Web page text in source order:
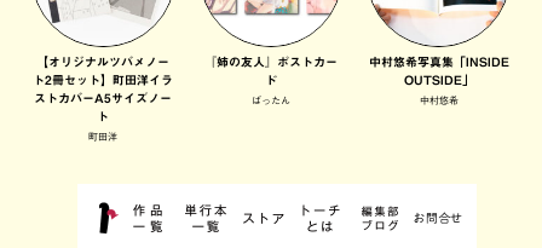
【オリジナルツバメノー
ト2冊セット】町田洋イラ
ストカバーA5サイズノー
ト
町田洋
『姉の友人』ポストカー
ド
ばったん
中村悠希写真集「INSIDE
OUTSIDE」
中村悠希